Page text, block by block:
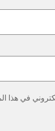
في هذا